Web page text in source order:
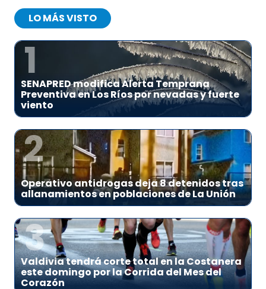
LO MÁS VISTO
1
SENAPRED modifica Alerta Temprana
Preventiva en Los Ríos por nevadas y fuerte
viento
2
Operativo antidrogas deja 8 detenidos tras
allanamientos en poblaciones de La Unión
3
Valdivia tendrá corte total en la Costanera
este domingo por la Corrida del Mes del
Corazón